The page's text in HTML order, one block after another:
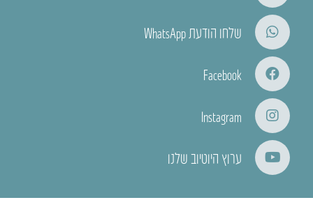
שלחו הודעת WhatsApp
Facebook
Instagram
ערוץ היוטיוב שלנו